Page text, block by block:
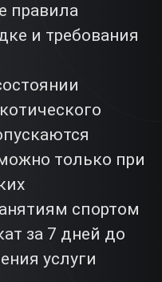
правила
и требования
только при
спортом
за 7 дней до
услуги